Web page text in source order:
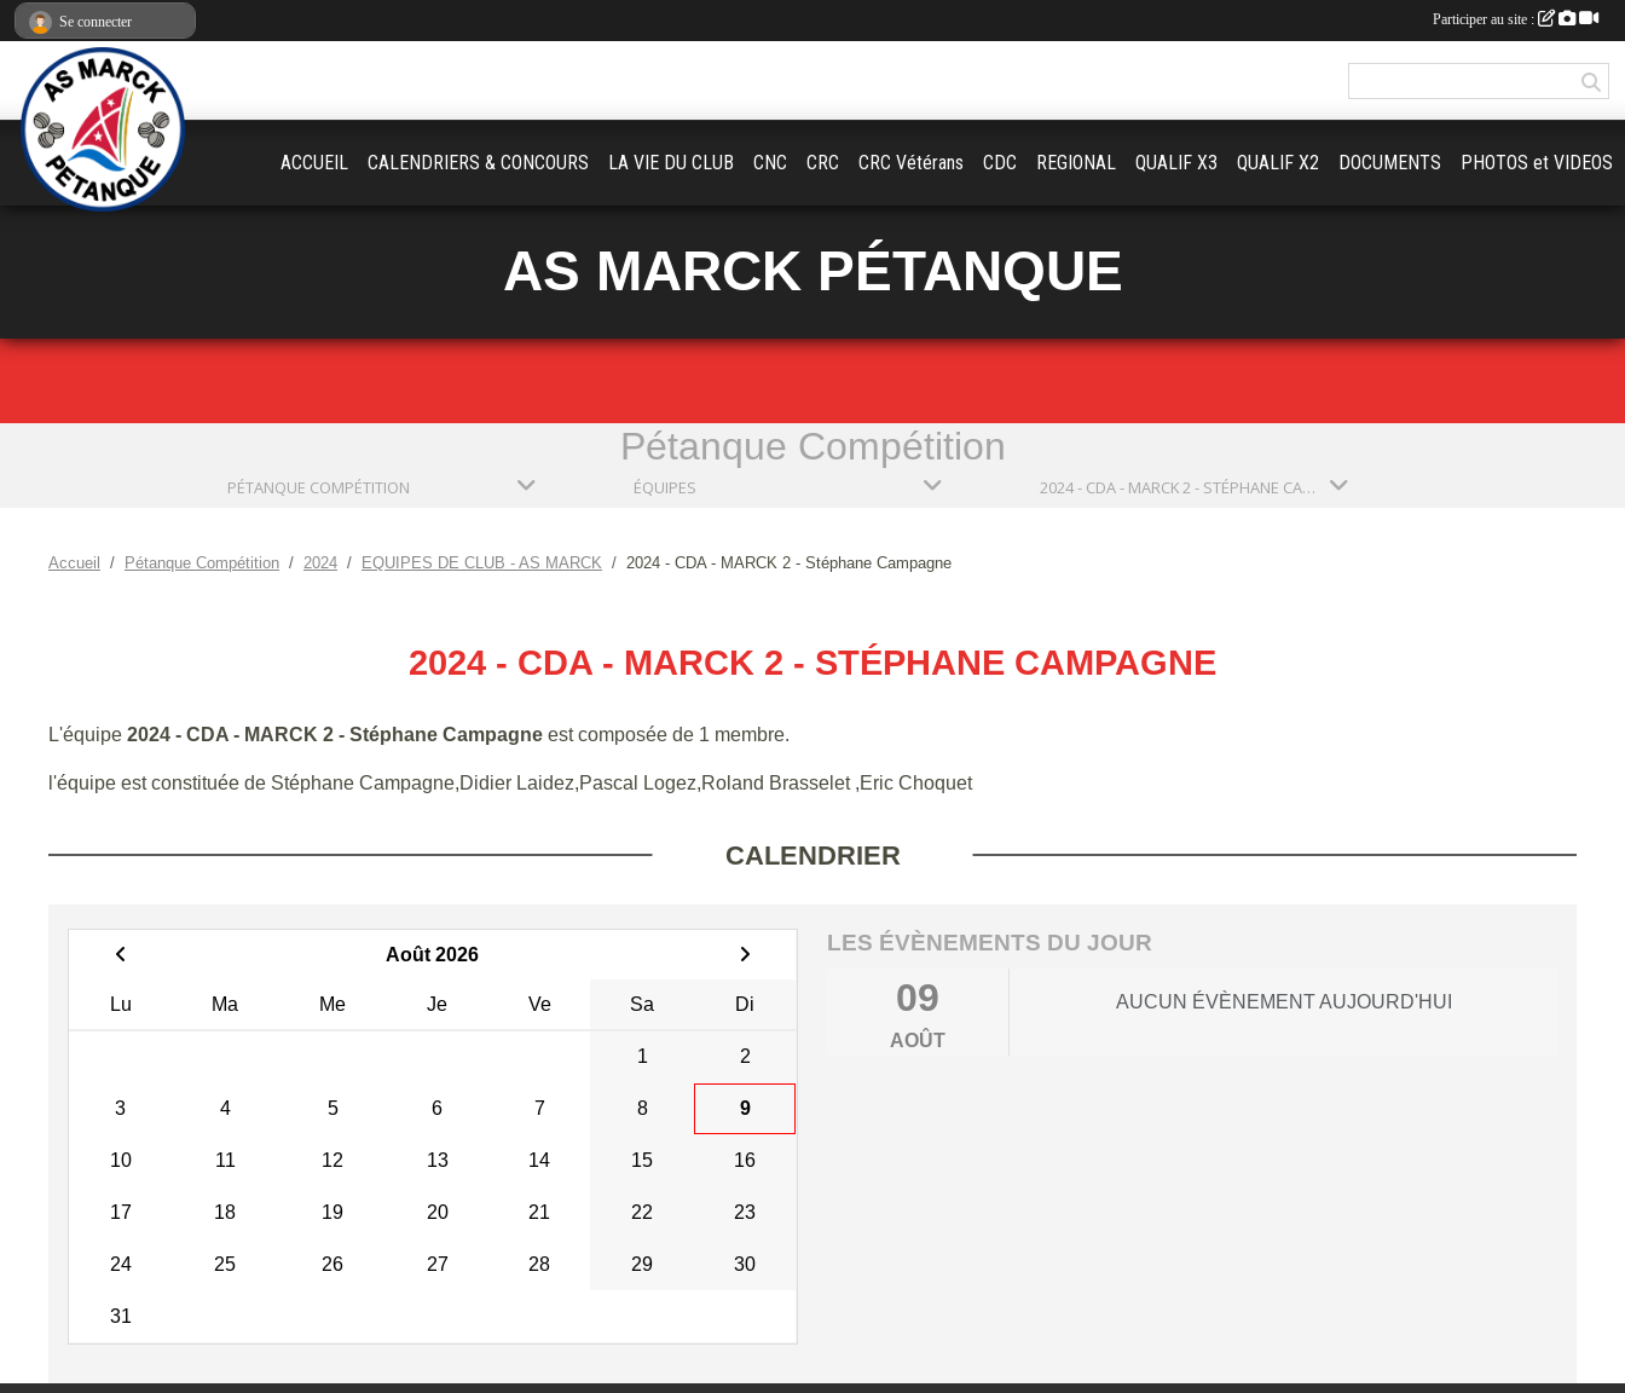
AS MARCK PÉTANQUE
Pétanque Compétition
PÉTANQUE COMPÉTITION ÉQUIPES 2024 - CDA - MARCK 2 - STÉPHANE CAMPAGNE (SAISON 2024)
Accueil Pétanque Compétition 2024 EQUIPES DE CLUB - AS MARCK 2024 - CDA - MARCK 2 - Stéphane Campagne
2024 - CDA - MARCK 2 - STÉPHANE CAMPAGNE
L'équipe 2024 - CDA - MARCK 2 - Stéphane Campagne est composée de 1 membre.
l'équipe est constituée de Stéphane Campagne,Didier Laidez,Pascal Logez,Roland Brasselet ,Eric Choquet
CALENDRIER
Août 2026
Lu Ma Me Je Ve Sa Di
1 2
3 4 5 6 7 8 9
10 11 12 13 14 15 16
17 18 19 20 21 22 23
24 25 26 27 28 29 30
31
LES ÉVÈNEMENTS DU JOUR
09
AOÛT
AUCUN ÉVÈNEMENT AUJOURD'HUI
ACCUEIL CALENDRIERS & CONCOURS LA VIE DU CLUB CNC CRC CRC Vétérans CDC REGIONAL QUALIF X3 QUALIF X2 DOCUMENTS PHOTOS et VIDEOS
Se connecter Participer au site :
Panneau de gestion des cookies